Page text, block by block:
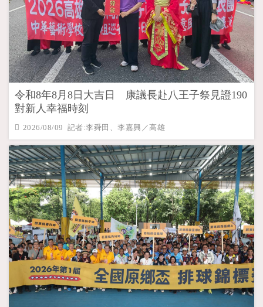
令和8年8月8日大吉日 康議長赴八王子祭見證190
對新人幸福時刻
2026/08/09 記者:李舜田、李嘉興／高雄